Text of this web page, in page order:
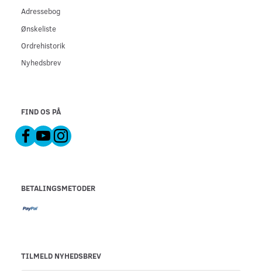
Adressebog
Ønskeliste
Ordrehistorik
Nyhedsbrev
FIND OS PÅ
BETALINGSMETODER
TILMELD NYHEDSBREV